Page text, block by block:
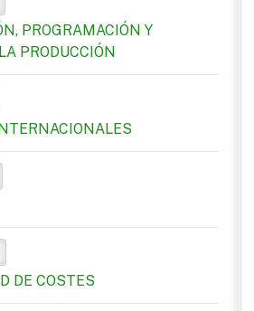
PROGRAMACIÓN Y
PRODUCCIÓN
DE COSTES